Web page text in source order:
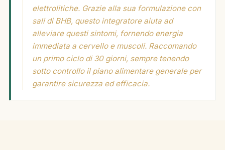
elettrolitiche. Grazie alla sua formulazione con
sali di BHB, questo integratore aiuta ad
alleviare questi sintomi, fornendo energia
immediata a cervello e muscoli. Raccomando
un primo ciclo di 30 giorni, sempre tenendo
sotto controllo il piano alimentare generale per
garantire sicurezza ed efficacia.